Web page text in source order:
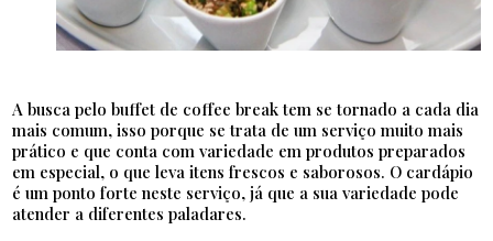
A busca pelo buffet de coffee break tem se tornado a cada dia
mais comum, isso porque se trata de um serviço muito mais
prático e que conta com variedade em produtos preparados
em especial, o que leva itens frescos e saborosos. O cardápio
é um ponto forte neste serviço, já que a sua variedade pode
atender a diferentes paladares.